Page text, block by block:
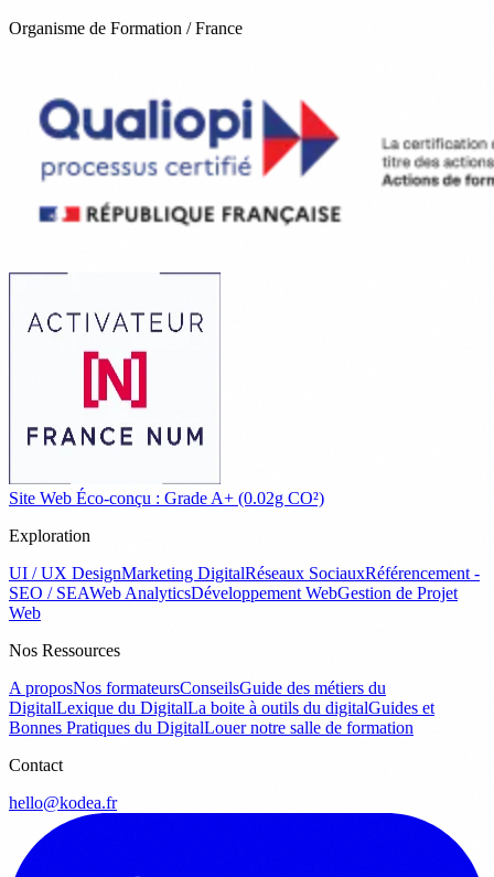
Organisme de Formation / France
Site Web Éco-conçu : Grade A+ (0.02g CO²)
Exploration
UI / UX DesignMarketing DigitalRéseaux SociauxRéférencement -
SEO / SEAWeb AnalyticsDéveloppement WebGestion de Projet
Web
Nos Ressources
A proposNos formateursConseilsGuide des métiers du
DigitalLexique du DigitalLa boite à outils du digitalGuides et
Bonnes Pratiques du DigitalLouer notre salle de formation
Contact
hello@kodea.fr